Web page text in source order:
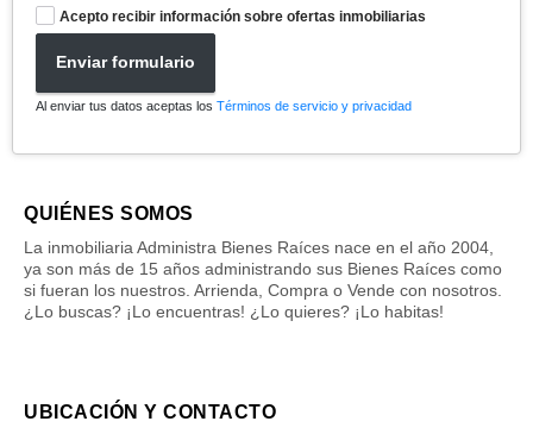
Acepto recibir información sobre ofertas inmobiliarias
Enviar formulario
Al enviar tus datos aceptas los Términos de servicio y privacidad
QUIÉNES SOMOS
La inmobiliaria Administra Bienes Raíces nace en el año 2004,
ya son más de 15 años administrando sus Bienes Raíces como
si fueran los nuestros. Arrienda, Compra o Vende con nosotros.
¿Lo buscas? ¡Lo encuentras! ¿Lo quieres? ¡Lo habitas!
UBICACIÓN Y CONTACTO